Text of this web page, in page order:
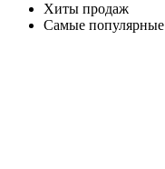
Хиты продаж
Самые популярные